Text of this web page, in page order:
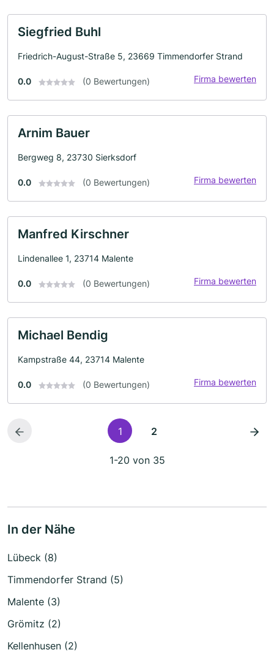
Siegfried Buhl
Friedrich-August-Straße 5, 23669 Timmendorfer Strand
0.0 (0 Bewertungen) Firma bewerten
Arnim Bauer
Bergweg 8, 23730 Sierksdorf
0.0 (0 Bewertungen) Firma bewerten
Manfred Kirschner
Lindenallee 1, 23714 Malente
0.0 (0 Bewertungen) Firma bewerten
Michael Bendig
Kampstraße 44, 23714 Malente
0.0 (0 Bewertungen) Firma bewerten
1 2
1-20 von 35
In der Nähe
Lübeck (8)
Timmendorfer Strand (5)
Malente (3)
Grömitz (2)
Kellenhusen (2)